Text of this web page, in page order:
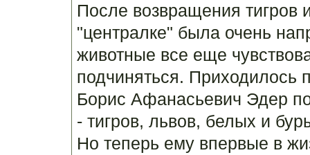
После возвращения тигров
"централке" была очень
животные все еще
подчиняться. Приходилось
Борис Афанасьевич Эдер
- тигров, львов, белых и
Но теперь ему впервые в